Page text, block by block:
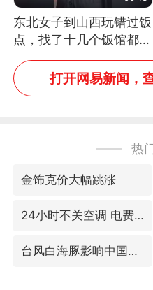
东北女子到山西玩错过饭
点，找了十几个饭馆都没
开门：午休到几点
打开网易新闻，
热
金饰克价大幅跳涨
24小时不关空调 电费会更低吗
台风白海豚影响中国已成定局